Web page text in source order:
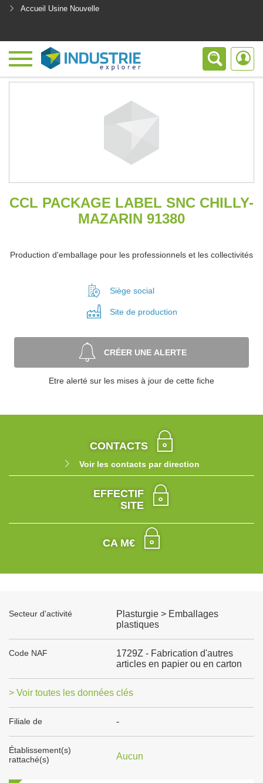
Accueil Usine Nouvelle
CCL PACKAGE LABEL SNC CHILLY-
MAZARIN 91380
Production d'emballage pour les professionnels et les collectivités
Siège social
Site de production
CRÉER UNE ALERTE
Etre alerté sur les mises à jour de cette fiche
CONTACTS
Voir les contacts par direction
EFFECTIF
SITE
CA M€
Secteur d'activité
Plasturgie > Emballages
plastiques
Code NAF
1729Z - Fabrication d'autres
articles en papier ou en carton
> Voir toutes les données clés
Filiale de -
Établissement(s)
rattaché(s)
Aucun